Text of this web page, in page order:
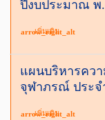
ปีงบประมาณ
arrow_right_alt
เพิ่มเติม
แผนบริหารคว
จุฬาภรณ์ ประ
arrow_right_alt
เพิ่มเติม